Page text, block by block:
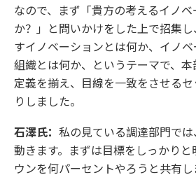
なので、まず「貴方の考えるイノ
か？」と問いかけをした上で招集
すイノベーションとは何か、イノ
組織とは何か、というテーマで、
定義を揃え、目線を一致をさせる
りしました。
石澤氏： 私の見ている調達部門で
動きます。まずは目標をしっかり
ウンを何パーセントやろうと共有し